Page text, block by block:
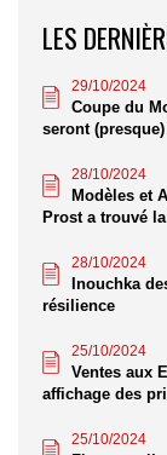
LES
29/10/2024
Coupe du
seront
28/10/2024
Modèles et
Prost a trouvé
28/10/2024
Inouchka
résilience
25/10/2024
Ventes aux
affichage des
25/10/2024